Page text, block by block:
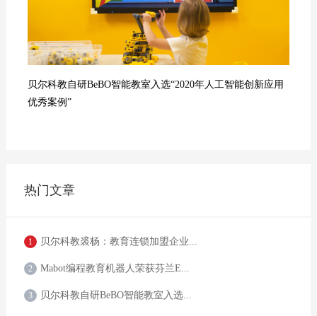
贝尔科教自研BeBO智能教室入选“2020年人工智能创新应用
优秀案例”
热门文章
1 贝尔科教裘杨：教育连锁加盟企业...
2 Mabot编程教育机器人荣获芬兰E...
3 贝尔科教自研BeBO智能教室入选...